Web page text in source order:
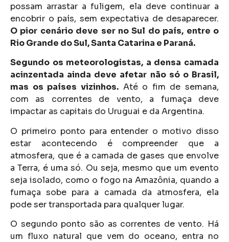
possam arrastar a fuligem, ela deve continuar a
encobrir o país, sem expectativa de desaparecer.
O pior cenário deve ser no Sul do país, entre o
Rio Grande do Sul, Santa Catarina e Paraná.
Segundo os meteorologistas, a densa camada
acinzentada ainda deve afetar não só o Brasil,
mas os países vizinhos.Até o fim de semana,
com as correntes de vento, a fumaça deve
impactar as capitais do Uruguai e da Argentina.
O primeiro ponto para entender o motivo disso
estar acontecendo é compreender que a
atmosfera, que é a camada de gases que envolve
a Terra, é uma só. Ou seja, mesmo que um evento
seja isolado, como o fogo na Amazônia, quando a
fumaça sobe para a camada da atmosfera, ela
pode ser transportada para qualquer lugar.
O segundo ponto são as correntes de vento. Há
um fluxo natural que vem do oceano, entra no